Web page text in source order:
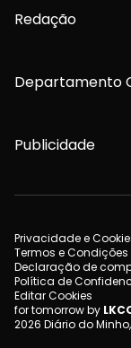
Redação
Departamento
Publicidade
Privacidade e
Termos e Condições
Declaração de
Política de
Editar Cookies
for tomorrow by
2026 Diário do